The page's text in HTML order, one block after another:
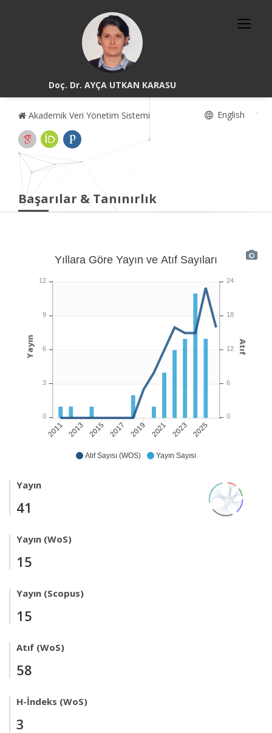
Doç. Dr. AYÇA UTKAN KARASU
Akademik Veri Yönetim Sistemi English
Başarılar & Tanınırlık
Atıf Sayısı (WOS) Yayın Sayısı
2011 2013 2015 2017 2019 2021 2023 2025
Yıllara Göre Yayın ve Atıf Sayıları
24
18
12
6
0
Atıf
12
9
6
3
0
Yayın
Yayın
41
Yayın (WoS)
15
Yayın (Scopus)
15
Atıf (WoS)
58
H-İndeks (WoS)
3